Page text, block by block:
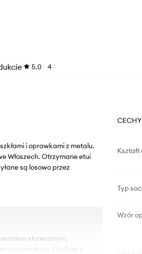
5.0 4
i oprawkami z metalu.
Włoszech. Otrzymane etui
są losowo przez
słonecznym.
zaciemnieniu. Okulary z
Typ
Wzór